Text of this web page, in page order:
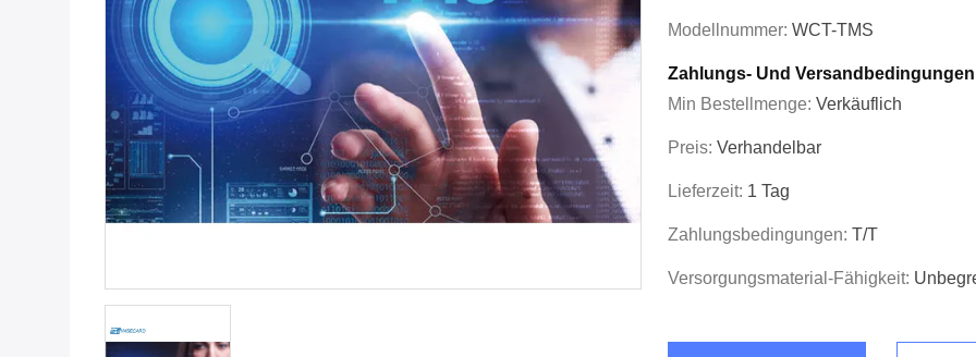
Modellnummer: WCT-TMS
Zahlungs- Und Versandbedingungen
Min Bestellmenge: Verkäuflich
Preis: Verhandelbar
Lieferzeit: 1 Tag
Zahlungsbedingungen: T/T
Versorgungsmaterial-Fähigkeit: